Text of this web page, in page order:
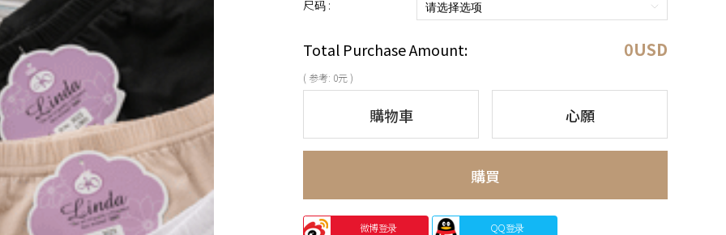
尺码 :
Total Purchase Amount: 0USD
( 参考: 0元 )
購物車 心願
購買
微博登录 QQ登录